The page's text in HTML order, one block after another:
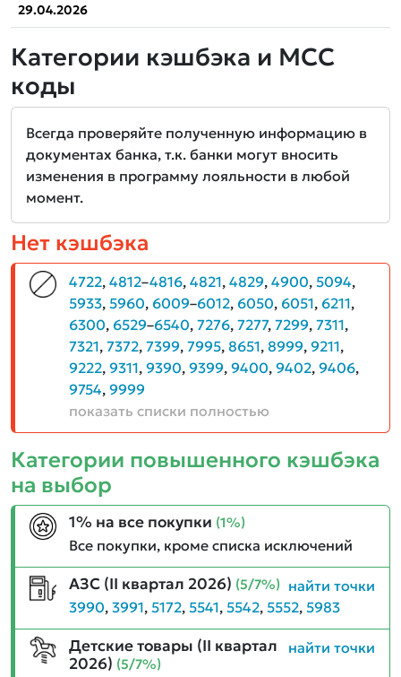
29.04.2026
Категории кэшбэка и MCC
коды
Всегда проверяйте полученную информацию в
документах банка, т.к. банки могут вносить
изменения в программу лояльности в любой
момент.
Нет кэшбэка
4722,4812–4816,4821,4829,4900, 5094,
5933, 5960, 6009–6012, 6050, 6051, 6211,
6300, 6529–6540,7276,7277,7299,7311,
7321,7372,7399,7995, 8651, 8999,9211,
9222,9311,9390,9399,9400,9402,9406,
9754,9999
показать списки полностью
Категории повышенного кэшбэка
на выбор
1% на все покупки (1%)
Все покупки, кроме списка исключений
АЗС (II квартал 2026) (5/7%) найти точки
3990,3991, 5172, 5541, 5542, 5552, 5983
Детские товары (II квартал
2026) (5/7%)
найти точки